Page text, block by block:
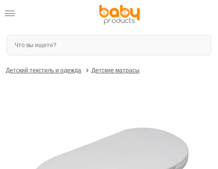
Детский текстиль и одежда Детские матрасы